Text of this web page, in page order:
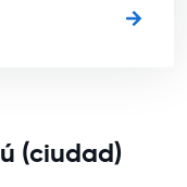
(ciudad)